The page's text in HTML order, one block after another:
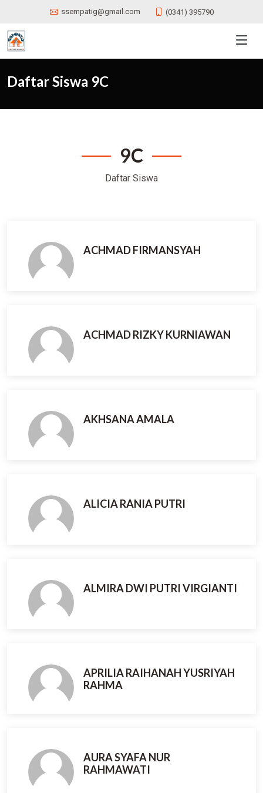
ssempatig@gmail.com (0341) 395790
Daftar Siswa 9C
9C
Daftar Siswa
ACHMAD FIRMANSYAH
ACHMAD RIZKY KURNIAWAN
AKHSANA AMALA
ALICIA RANIA PUTRI
ALMIRA DWI PUTRI VIRGIANTI
APRILIA RAIHANAH YUSRIYAH
RAHMA
AURA SYAFA NUR
RAHMAWATI